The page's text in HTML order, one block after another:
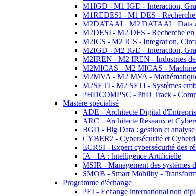
M1IGD - M1 IGD - Interaction,
M1REDESI - M1 DES - Recherche
M2DATAAI - M2 DATAAI - Data
M2DESI - M2 DES - Recherche en
M2ICS - M2 ICS - Integration,
M2IGD - M2 IGD - Interaction,
M2IREN - M2 IREN - Industries de
M2MICAS - M2 MICAS -
M2MVA - M2 MVA -
M2SETI - M2 SETI - Systèmes
PHDCOMPSC - PhD Track -
Mastère spécialisé
ADE - Architecte Digital
ARC - Architecte Réseaux et
BGD - Big Data : gestion et analyse
CYBER2 - Cybersécurité et
ECRSI - Expert cybersécurité des
IA - IA : Intelligence Artificielle
MSIR - Management des systèmes
SMOB - Smart Mobility -
Programme d'échange
PEI - Echange international non